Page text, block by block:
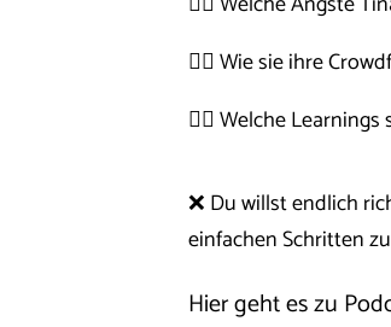
👉🏼 Wie sie ihre
👉🏼 Welche
❌ Du willst endlich
einfachen Schritten
Hier geht es zu